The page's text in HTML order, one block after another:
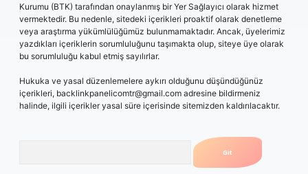
Kurumu (BTK) tarafından onaylanmış bir Yer Sağlayıcı olarak hizmet
vermektedir. Bu nedenle, sitedeki içerikleri proaktif olarak denetleme
veya araştırma yükümlülüğümüz bulunmamaktadır. Ancak, üyelerimiz
yazdıkları içeriklerin sorumluluğunu taşımakta olup, siteye üye olarak
bu sorumluluğu kabul etmiş sayılırlar.
Hukuka ve yasal düzenlemelere aykırı olduğunu düşündüğünüz
içerikleri, backlinkpanelicomtr@gmail.com adresine bildirmeniz
halinde, ilgili içerikler yasal süre içerisinde sitemizden kaldırılacaktır.